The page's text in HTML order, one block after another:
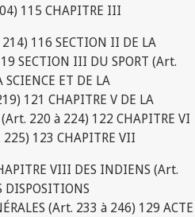
115 CHAPITRE III
116 SECTION II DE LA
SECTION III DU SPORT (Art.
ET DE LA
121 CHAPITRE V DE LA
220 à 224) 122 CHAPITRE VI
123 CHAPITRE VII
VIII DES INDIENS (Art.
(Art. 233 à 246) 129 ACTE